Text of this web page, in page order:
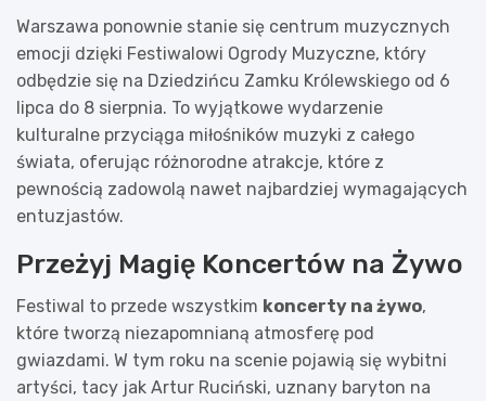
Warszawa ponownie stanie się centrum muzycznych
emocji dzięki Festiwalowi Ogrody Muzyczne, który
odbędzie się na Dziedzińcu Zamku Królewskiego od 6
lipca do 8 sierpnia. To wyjątkowe wydarzenie
kulturalne przyciąga miłośników muzyki z całego
świata, oferując różnorodne atrakcje, które z
pewnością zadowolą nawet najbardziej wymagających
entuzjastów.
Przeżyj Magię Koncertów na Żywo
Festiwal to przede wszystkim koncerty na żywo,
które tworzą niezapomnianą atmosferę pod
gwiazdami. W tym roku na scenie pojawią się wybitni
artyści, tacy jak Artur Ruciński, uznany baryton na